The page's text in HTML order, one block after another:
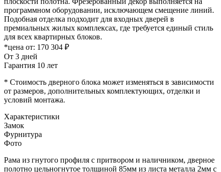
программном оборудовании, исключающем смещение линий.
Подобная отделка подходит для входных дверей в
премиальных жилых комплексах, где требуется единый стиль
для всех квартирных блоков.
*цена от: 170 304 ₽
От 3 дней
Гарантия 10 лет
* Стоимость дверного блока может изменяться в зависимости
от размеров, дополнительных комплектующих, отделки и
условий монтажа.
Характеристики
Замок
Фурнитура
Фото
Рама из гнутого профиля с притвором и наличником, дверное
полотно цельногнутое толщиной 85мм из листа металла 2мм c